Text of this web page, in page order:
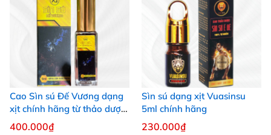
Cao Sìn sú Đế Vương dạng
xịt chính hãng từ thảo dược
Ê Đê Việt Nam
400.000₫
Sìn sú dạng xịt Vuasinsu
5ml chính hãng
230.000₫